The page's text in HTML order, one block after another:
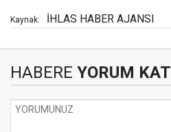
Kaynak: İHLAS HABER AJANSI
HABERE YORUM KAT